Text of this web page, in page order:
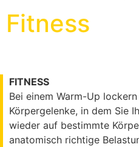
Fitness
FITNESS
Bei einem Warm-Up
Körpergelenke, in dem Sie
wieder auf bestimmte
anatomisch richtige